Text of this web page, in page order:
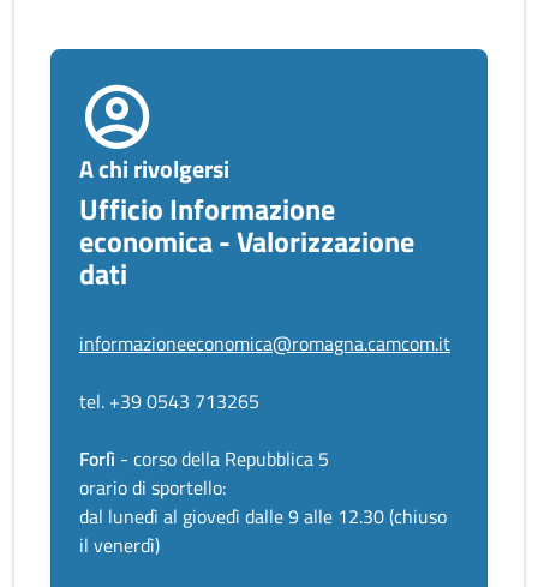
A chi rivolgersi
Ufficio Informazione
economica - Valorizzazione
dati
informazioneeconomica@romagna.camcom.it
tel. +39 0543 713265
Forlì - corso della Repubblica 5
orario di sportello:
dal lunedì al giovedì dalle 9 alle 12.30 (chiuso
il venerdì)